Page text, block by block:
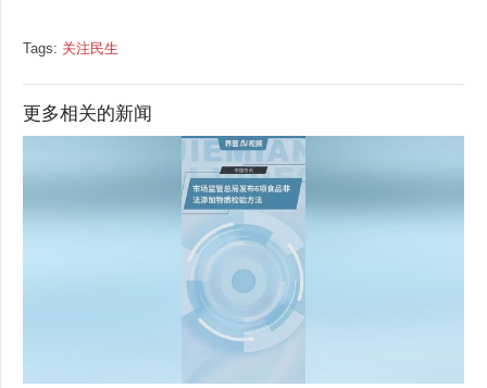
Tags: 关注民生
更多相关的新闻